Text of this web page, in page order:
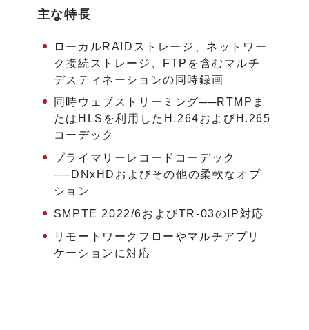
主な特長
ローカルRAIDストレージ、ネットワー
ク接続ストレージ、FTPを含むマルチ
デスティネーションの同時録画
同時ウェブストリーミング──RTMPま
たはHLSを利用したH.264およびH.265
コーデック
プライマリーレコードコーデック
──DNxHDおよびその他の柔軟なオプ
ション
SMPTE 2022/6およびTR-03のIP対応
リモートワークフローやマルチアプリ
ケーションに対応